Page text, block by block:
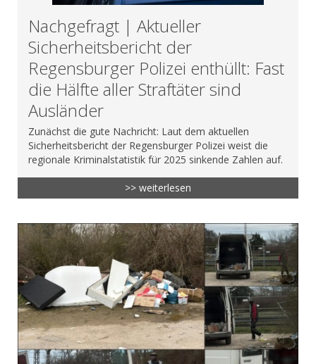
Nachgefragt | Aktueller
Sicherheitsbericht der
Regensburger Polizei enthüllt: Fast
die Hälfte aller Straftäter sind
Ausländer
Zunächst die gute Nachricht: Laut dem aktuellen
Sicherheitsbericht der Regensburger Polizei weist die
regionale Kriminalstatistik für 2025 sinkende Zahlen auf.
>> weiterlesen